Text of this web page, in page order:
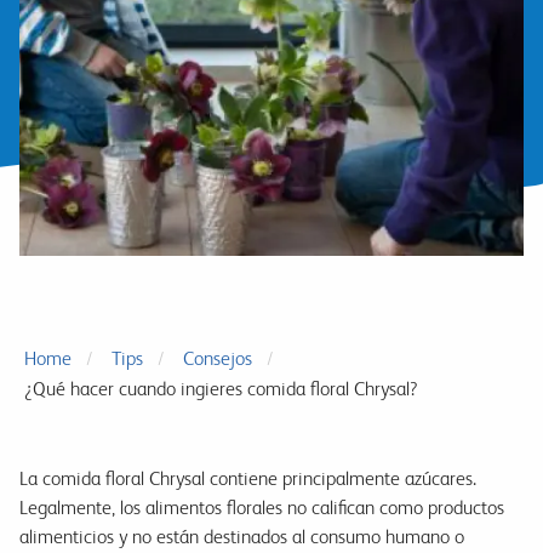
Home Tips
Consejos
¿Qué hacer cuando ingieres comida floral Chrysal?
La comida floral Chrysal contiene principalmente azúcares.
Legalmente, los alimentos florales no califican como productos
alimenticios y no están destinados al consumo humano o